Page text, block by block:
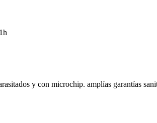
y con microchip. amplías garantías